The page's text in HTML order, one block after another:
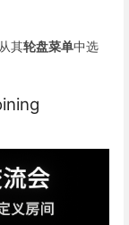
其轮盘菜单中选